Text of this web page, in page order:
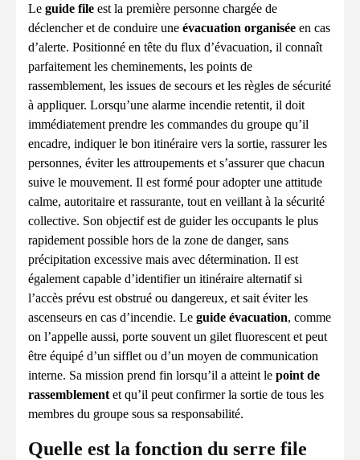
Le guide file est la première personne chargée de
déclencher et de conduire une évacuation organisée en cas
d’alerte. Positionné en tête du flux d’évacuation, il connaît
parfaitement les cheminements, les points de
rassemblement, les issues de secours et les règles de sécurité
à appliquer. Lorsqu’une alarme incendie retentit, il doit
immédiatement prendre les commandes du groupe qu’il
encadre, indiquer le bon itinéraire vers la sortie, rassurer les
personnes, éviter les attroupements et s’assurer que chacun
suive le mouvement. Il est formé pour adopter une attitude
calme, autoritaire et rassurante, tout en veillant à la sécurité
collective. Son objectif est de guider les occupants le plus
rapidement possible hors de la zone de danger, sans
précipitation excessive mais avec détermination. Il est
également capable d’identifier un itinéraire alternatif si
l’accès prévu est obstrué ou dangereux, et sait éviter les
ascenseurs en cas d’incendie. Le guide évacuation, comme
on l’appelle aussi, porte souvent un gilet fluorescent et peut
être équipé d’un sifflet ou d’un moyen de communication
interne. Sa mission prend fin lorsqu’il a atteint le point de
rassemblement et qu’il peut confirmer la sortie de tous les
membres du groupe sous sa responsabilité.
Quelle est la fonction du serre file